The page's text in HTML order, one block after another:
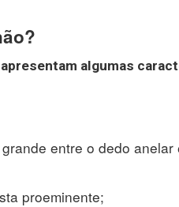
algumas
entre o dedo anelar
proeminente;